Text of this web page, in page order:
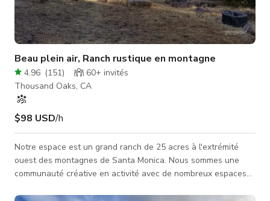
Beau plein air, Ranch rustique en montagne
4.96 (151) 60+ invités
Thousand Oaks, CA
$98 USD/h
Notre espace est un grand ranch de 25 acres à l'extrémité
ouest des montagnes de Santa Monica. Nous sommes une
communauté créative en activité avec de nombreux espaces